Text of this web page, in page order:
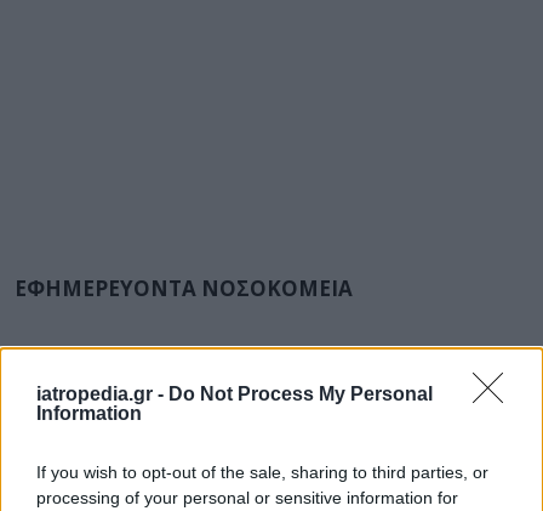
iatropedia.gr - Do Not Process My Personal
Information
If you wish to opt-out of the sale, sharing to third parties, or
processing of your personal or sensitive information for
ΕΦΗΜΕΡΕΥΟΝΤΑ ΝΟΣΟΚΟΜΕΙΑ